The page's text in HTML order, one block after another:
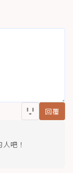
回覆
吧！